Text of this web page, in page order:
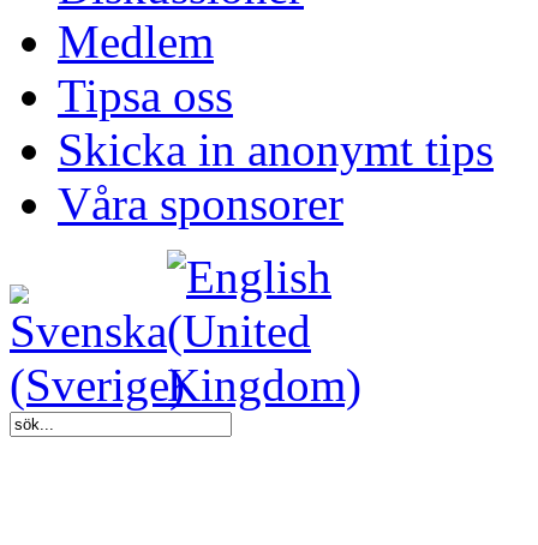
Medlem
Tipsa oss
Skicka in anonymt tips
Våra sponsorer